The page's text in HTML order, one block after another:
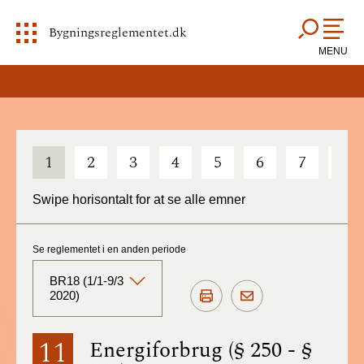
Bygningsreglementet.dk
MENU
1 2 3 4 5 6 7
Swipe horisontalt for at se alle emner
11 Energiforbrug (§ 250 - §
Se reglementet i en anden periode
BR18 (1/1-9/3
2020)
BR18 (Aktuelt)